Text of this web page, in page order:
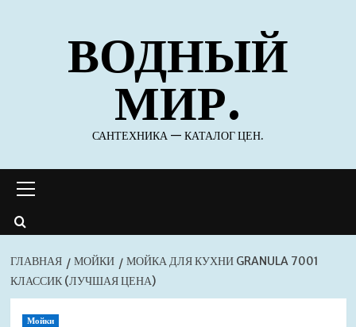
содержимомуВОДНЫЙ
МИР.
САНТЕХНИКА — КАТАЛОГ ЦЕН.
меню
ГЛАВНАЯ МОЙКИ
МОЙКА ДЛЯ КУХНИ GRANULA 7001
КЛАССИК (ЛУЧШАЯ ЦЕНА)
Мойки